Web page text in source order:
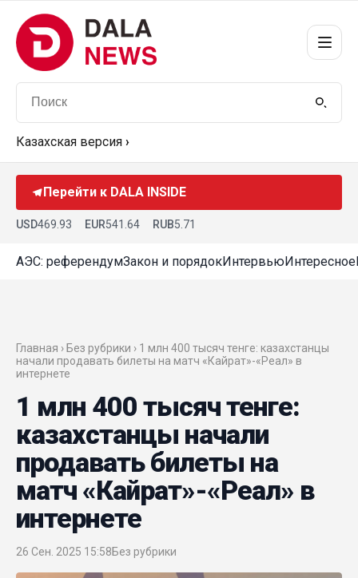
Казахская версия ›
Перейти к DALA INSIDE
USD469.93 EUR541.64 RUB5.71
АЭС: референдумЗакон и порядокИнтервьюИнтересное
Главная › Без рубрики › 1 млн 400 тысяч тенге: казахстанцы
начали продавать билеты на матч «Кайрат»-«Реал» в
интернете
1 млн 400 тысяч тенге:
казахстанцы начали
продавать билеты на
матч «Кайрат»-«Реал» в
интернете
26 Сен. 2025 15:58Без рубрики